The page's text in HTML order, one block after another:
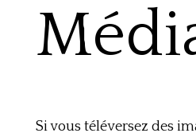
Si vous téléversez des